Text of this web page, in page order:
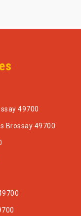
49700
Brossay 49700